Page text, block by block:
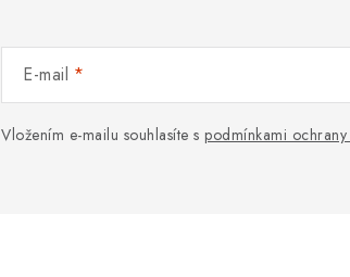
E-mail
Vložením e-mailu souhlasíte s podmínkami